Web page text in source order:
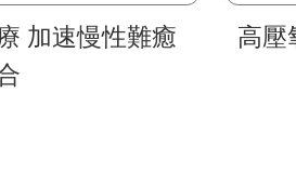
加速慢性難癒
高壓